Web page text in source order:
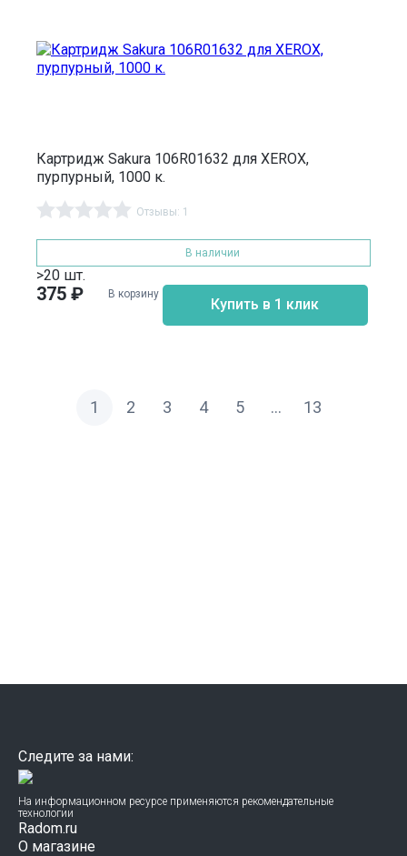
Картридж Sakura 106R01632 для XEROX,
пурпурный, 1000 к.
Отзывы: 1
В наличии
>20 шт.
375 ₽ В корзину
Купить в 1 клик
1 2 3 4 5 ... 13
Следите за нами:
На информационном ресурсе применяются рекомендательные
технологии
Radom.ru
О магазине